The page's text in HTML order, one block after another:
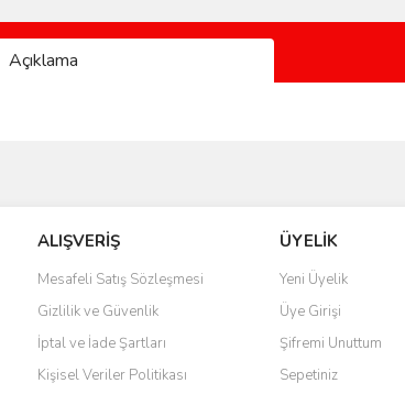
Açıklama
ALIŞVERİŞ
Mesafeli Satış Sözleşmesi
Gizlilik ve Güvenlik
İptal ve İade Şartları
Kişisel Veriler Politikası
ÜYELİK
Yeni Üyelik
Üye Girişi
Şifremi Unuttum
Sepetiniz